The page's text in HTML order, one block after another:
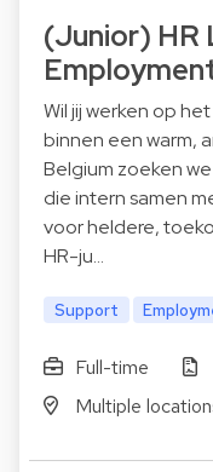
(Junior) HR
Wil jij werken op
binnen een warm,
Belgium zoeken
die intern samen
voor heldere,
HR-ju…
Support
Full-time
Multiple